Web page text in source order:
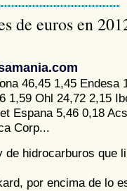
de euros en
46,45 1,45 Endesa
1,59 Ohl 24,72 2,15
Espana 5,46 0,18
Corp...
de hidrocarburos que
por encima de lo